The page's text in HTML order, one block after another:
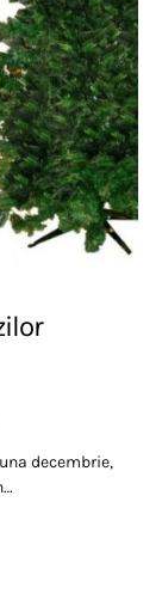
decembrie,